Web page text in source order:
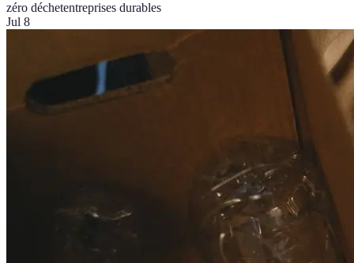
zéro déchetentreprises durables
Jul 8